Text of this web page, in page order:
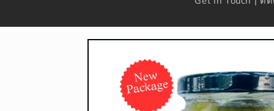
Skip to
information